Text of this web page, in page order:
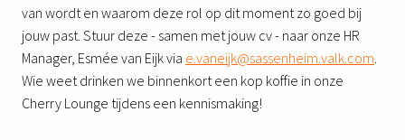
van wordt en waarom deze rol op dit moment zo goed bij
jouw past. Stuur deze - samen met jouw cv - naar onze HR
Manager, Esmée van Eijk via e.vaneijk@sassenheim.valk.com
Wie weet drinken we binnenkort een kop koffie in onze
Cherry Lounge tijdens een kennismaking!